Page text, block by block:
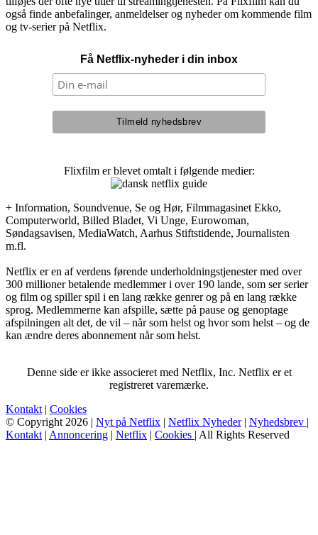
også finde anbefalinger, anmeldelser og nyheder om kommende film
og tv-serier på Netflix.
Få Netflix-nyheder i din inbox
Flixfilm er blevet omtalt i følgende medier:
+ Information, Soundvenue, Se og Hør, Filmmagasinet Ekko,
Computerworld, Billed Bladet, Vi Unge, Eurowoman,
Søndagsavisen, MediaWatch, Aarhus Stiftstidende, Journalisten
m.fl.
Netflix er en af verdens førende underholdningstjenester med over
300 millioner betalende medlemmer i over 190 lande, som ser serier
og film og spiller spil i en lang række genrer og på en lang række
sprog. Medlemmerne kan afspille, sætte på pause og genoptage
afspilningen alt det, de vil – når som helst og hvor som helst – og de
kan ændre deres abonnement når som helst.
Denne side er ikke associeret med Netflix, Inc. Netflix er et
registreret varemærke.
Kontakt | Cookies
© Copyright 2026 | Nyt på Netflix | Netflix Nyheder| Nyhedsbrev |
Kontakt | Annoncering | Netflix | Cookies | All Rights Reserved